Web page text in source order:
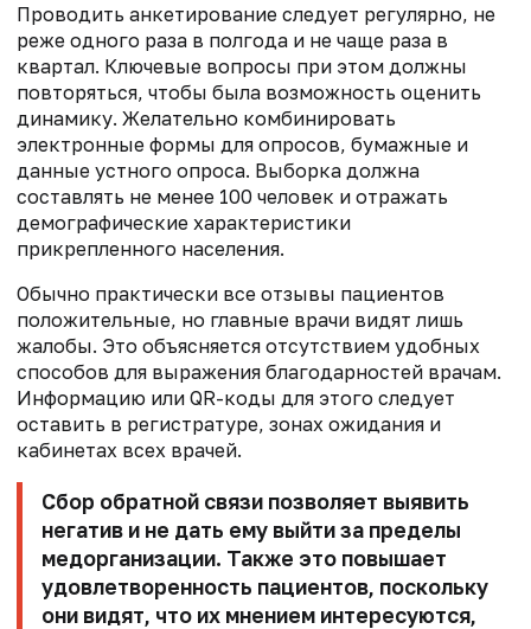
Проводить анкетирование следует регулярно, не
реже одного раза в полгода и не чаще раза в
квартал. Ключевые вопросы при этом должны
повторяться, чтобы была возможность оценить
динамику. Желательно комбинировать
электронные формы для опросов, бумажные и
данные устного опроса. Выборка должна
составлять не менее 100 человек и отражать
демографические характеристики
прикрепленного населения.
Обычно практически все отзывы пациентов
положительные, но главные врачи видят лишь
жалобы. Это объясняется отсутствием удобных
способов для выражения благодарностей врачам.
Информацию или QR-коды для этого следует
оставить в регистратуре, зонах ожидания и
кабинетах всех врачей.
Сбор обратной связи позволяет выявить
негатив и не дать ему выйти за пределы
медорганизации. Также это повышает
удовлетворенность пациентов, поскольку
они видят, что их мнением интересуются,